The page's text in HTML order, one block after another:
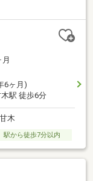
月
6ヶ月)
駅 徒歩6分
木
駅から徒歩7分以内